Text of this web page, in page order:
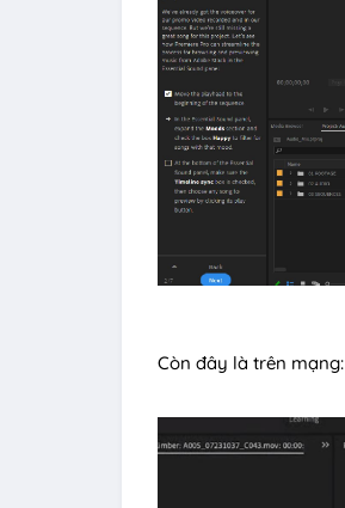
Còn đây là trên mạng: